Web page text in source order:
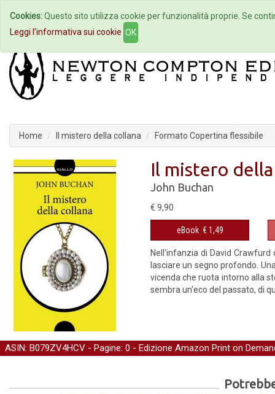
Home Autori Eventi
Home Il mistero della collana Formato Copertina flessibile
Il mistero
John Buchan
€ 9,90
eBook € 1,49
Nell'infanzia di David
lasciare un segno profondo.
vicenda che ruota intorno alla
sembra un'eco del passato, di
ASIN: B079ZV4HCV - Pagine: 0 - Edizione Amazon Print on
Cookies:Questo sito utilizza cookie per funzionalità proprie. Se
Leggi l'informativa sui cookie OK